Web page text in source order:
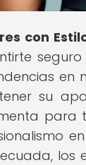
con
en
su
para
los